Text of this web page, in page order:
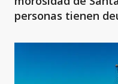
personas tienen